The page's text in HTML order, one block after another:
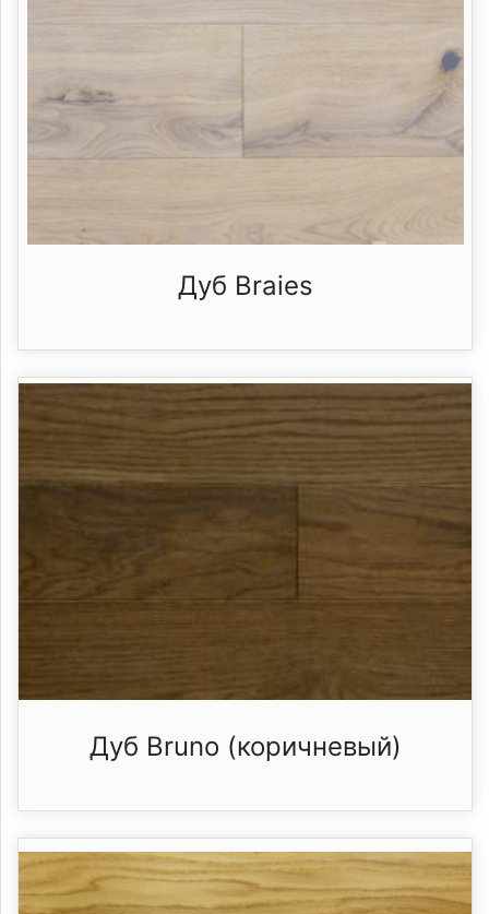
Дуб Braies
Дуб Bruno (коричневый)